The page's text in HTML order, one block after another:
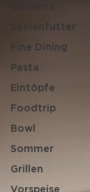
Seelenfutter
Fine Dining
Pasta
Eintöpfe
Foodtrip
Bowl
Sommer
Grillen
Vorspeise